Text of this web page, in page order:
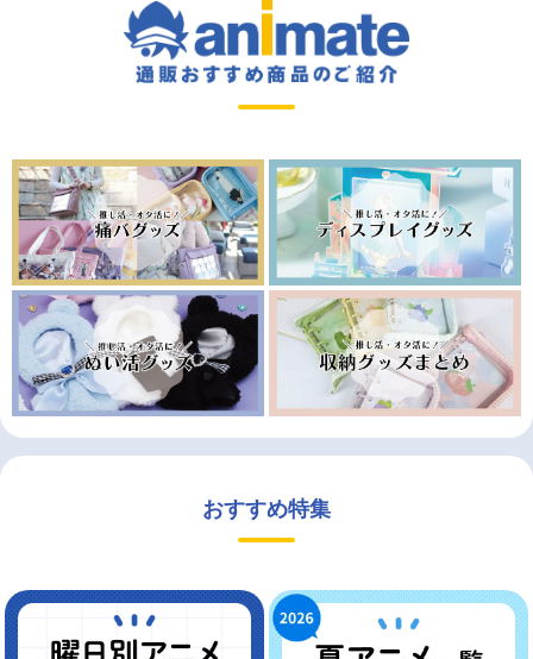
おすすめ特集